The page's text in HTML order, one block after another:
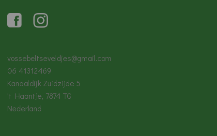
vossebeltseveldjes@gmail.com
06 41312469
Kanaaldijk Zuidzijde 5
't Haantje, 7874 TG
Nederland